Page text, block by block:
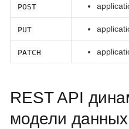
POST
PUT
PATCH
REST API
модели данных